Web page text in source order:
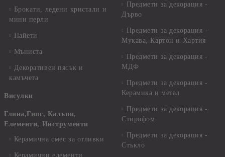
Брокати, ледени кристали и
мини перли
Пайети
Мъниста
Декоративен пясък и
камъчета
Висулки
Глина,Гипс, Калъпи,
Елементи, Инструменти
Керамична смес за отливки
Керамични елементи
Предмети за декорация -
Дърво
Предмети за декорация -
Мукава, Картон и Хартия
Предмети за декорация -
МДФ
Предмети за декорация -
Керамика и метал
Предмети за декорация -
Стирофом
Предмети за декорация -
Стъкло